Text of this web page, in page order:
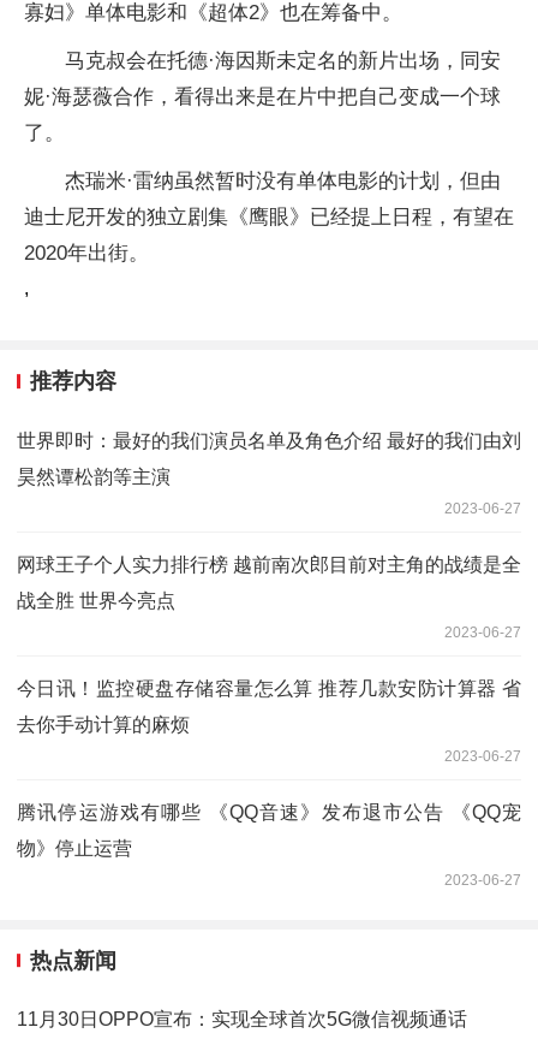
寡妇》单体电影和《超体2》也在筹备中。
马克叔会在托德·海因斯未定名的新片出场，同安
妮·海瑟薇合作，看得出来是在片中把自己变成一个球
了。
杰瑞米·雷纳虽然暂时没有单体电影的计划，但由
迪士尼开发的独立剧集《鹰眼》已经提上日程，有望在
2020年出街。
,
推荐内容
世界即时：最好的我们演员名单及角色介绍 最好的我们由刘
昊然谭松韵等主演
2023-06-27
网球王子个人实力排行榜 越前南次郎目前对主角的战绩是全
战全胜 世界今亮点
2023-06-27
今日讯！监控硬盘存储容量怎么算 推荐几款安防计算器 省
去你手动计算的麻烦
2023-06-27
腾讯停运游戏有哪些 《QQ音速》发布退市公告 《QQ宠
物》停止运营
2023-06-27
热点新闻
11月30日OPPO宣布：实现全球首次5G微信视频通话